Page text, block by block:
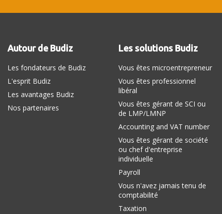
Autour de Budiz
Les fondateurs de Budiz
L'esprit Budiz
Les avantages Budiz
Nos partenaires
Les solutions Budiz
Vous êtes microentrepreneur
Vous êtes professionnel
libéral
Vous êtes gérant de SCI ou
de LMP/LMNP
Accounting and VAT number
Vous êtes gérant de société
ou chef d'entreprise
individuelle
Payroll
Vous n'avez jamais tenu de
comptabilité
Taxation